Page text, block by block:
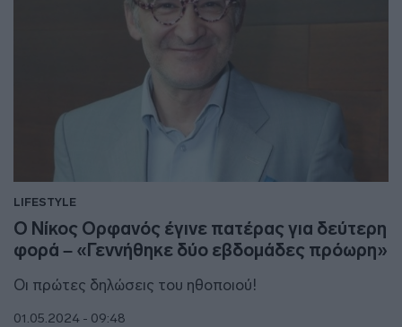
LIFESTYLE
Ο Νίκος Ορφανός έγινε πατέρας για δεύτερη
φορά – «Γεννήθηκε δύο εβδομάδες πρόωρη»
Οι πρώτες δηλώσεις του ηθοποιού!
01.05.2024 - 09:48